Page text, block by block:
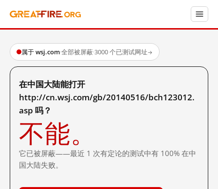
属于 wsj.com·全部被屏蔽·3000 个已测试网址→
在中国大陆能打开
http://cn.wsj.com/gb/20140516/bch123012.
asp 吗？
不能。
它已被屏蔽——最近 1 次有定论的测试中有 100% 在中
国大陆失败。